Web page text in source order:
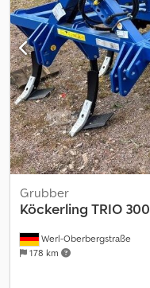
Werl-Oberbergstraße
178 km
Grubber
Köckerling TRIO 300